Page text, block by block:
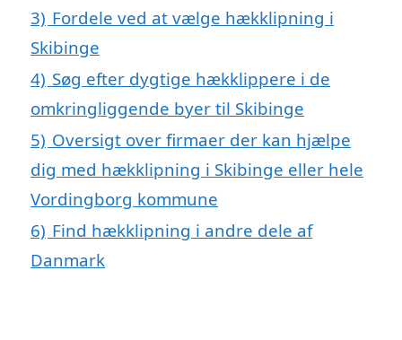
3) Fordele ved at vælge hækklipning i
Skibinge
4) Søg efter dygtige hækklippere i de
omkringliggende byer til Skibinge
5) Oversigt over firmaer der kan hjælpe
dig med hækklipning i Skibinge eller hele
Vordingborg kommune
6) Find hækklipning i andre dele af
Danmark